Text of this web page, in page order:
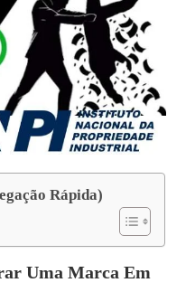
Rápida)
Uma Marca Em